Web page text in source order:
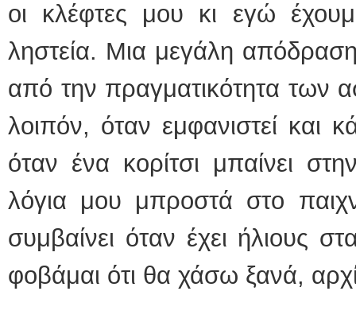
οι κλέφτες μου κι εγώ
ληστεία. Μια μεγάλη
από την πραγματικότητα των
λοιπόν, όταν εμφανιστεί και
όταν ένα κορίτσι μπαίνει
λόγια μου μπροστά στο
συμβαίνει όταν έχει ήλιους
φοβάμαι ότι θα χάσω ξανά,